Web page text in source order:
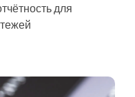
для